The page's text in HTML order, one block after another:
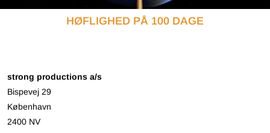
HØFLIGHED PÅ 100 DAGE
strong productions a/s
Bispevej 29
København
2400 NV